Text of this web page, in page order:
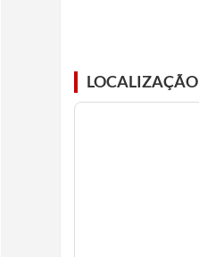
LOCALIZAÇÃO